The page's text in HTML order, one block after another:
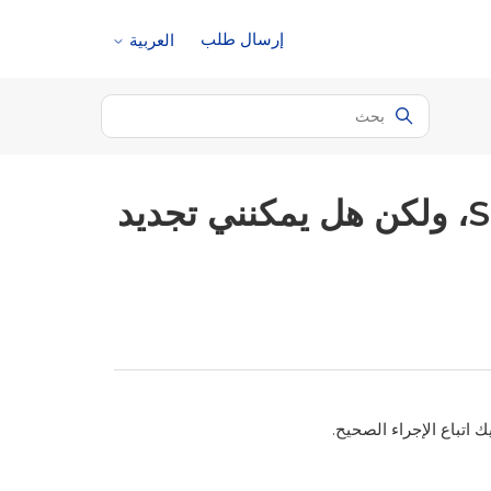
إرسال طلب العربية
سؤال. لقد قمت بإلغاء Suzuki Connect، ولكن هل يمكنني تجديد